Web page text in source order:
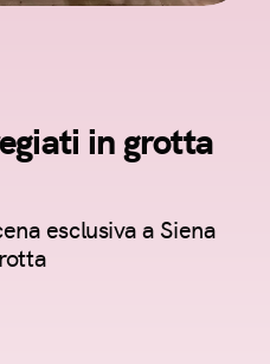
in grotta
esclusiva a Siena